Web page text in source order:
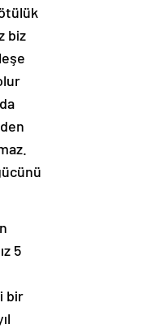
biz
5
bir